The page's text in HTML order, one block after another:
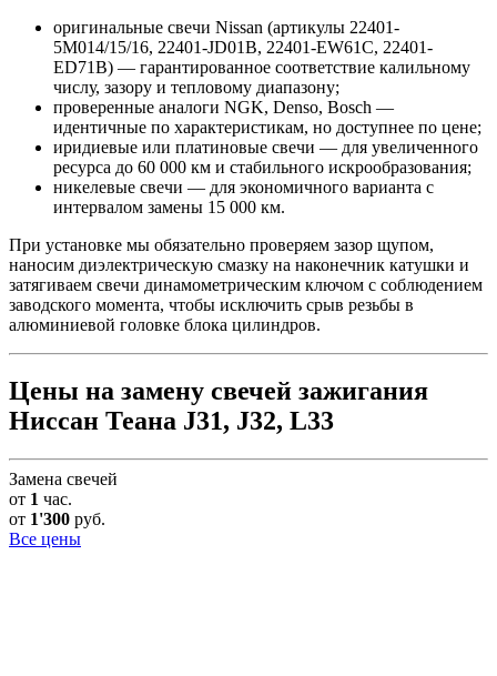
оригинальные свечи Nissan (артикулы 22401-
5M014/15/16, 22401-JD01B, 22401-EW61C, 22401-
ED71B) — гарантированное соответствие калильному
числу, зазору и тепловому диапазону;
проверенные аналоги NGK, Denso, Bosch —
идентичные по характеристикам, но доступнее по цене;
иридиевые или платиновые свечи — для увеличенного
ресурса до 60 000 км и стабильного искрообразования;
никелевые свечи — для экономичного варианта с
интервалом замены 15 000 км.
При установке мы обязательно проверяем зазор щупом,
наносим диэлектрическую смазку на наконечник катушки и
затягиваем свечи динамометрическим ключом с соблюдением
заводского момента, чтобы исключить срыв резьбы в
алюминиевой головке блока цилиндров.
Цены на замену свечей зажигания
Ниссан Теана J31, J32, L33
Замена свечей
от 1 час.
от 1'300 руб.
Все цены